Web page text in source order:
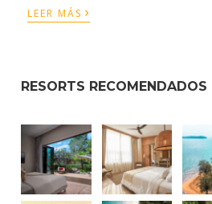
LEER MÁS ›
RESORTS RECOMENDADOS